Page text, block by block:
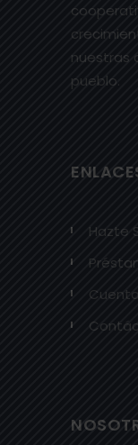
nuestras
pueblo.
Hazte